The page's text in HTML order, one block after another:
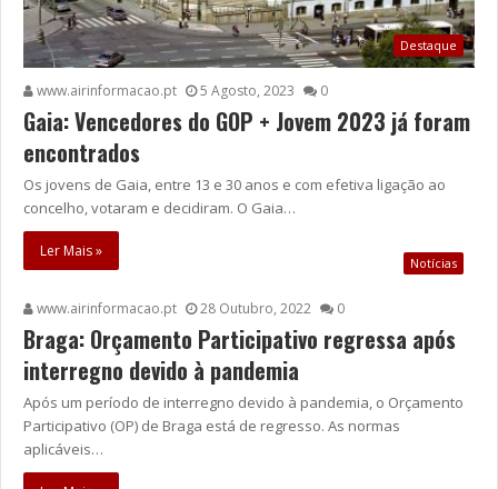
Destaque
www.airinformacao.pt 5 Agosto, 2023 0
Gaia: Vencedores do GOP + Jovem 2023 já foram
encontrados
Os jovens de Gaia, entre 13 e 30 anos e com efetiva ligação ao
concelho, votaram e decidiram. O Gaia…
Ler Mais »
Notícias
www.airinformacao.pt 28 Outubro, 2022 0
Braga: Orçamento Participativo regressa após
interregno devido à pandemia
Após um período de interregno devido à pandemia, o Orçamento
Participativo (OP) de Braga está de regresso. As normas
aplicáveis…